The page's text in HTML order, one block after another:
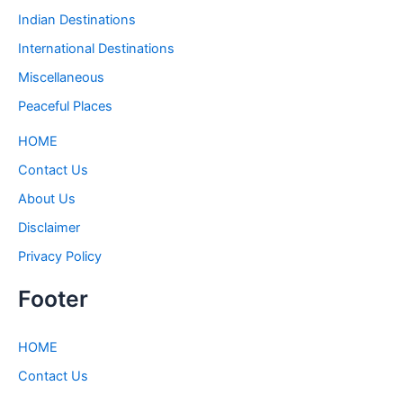
Indian Destinations
International Destinations
Miscellaneous
Peaceful Places
HOME
Contact Us
About Us
Disclaimer
Privacy Policy
Footer
HOME
Contact Us